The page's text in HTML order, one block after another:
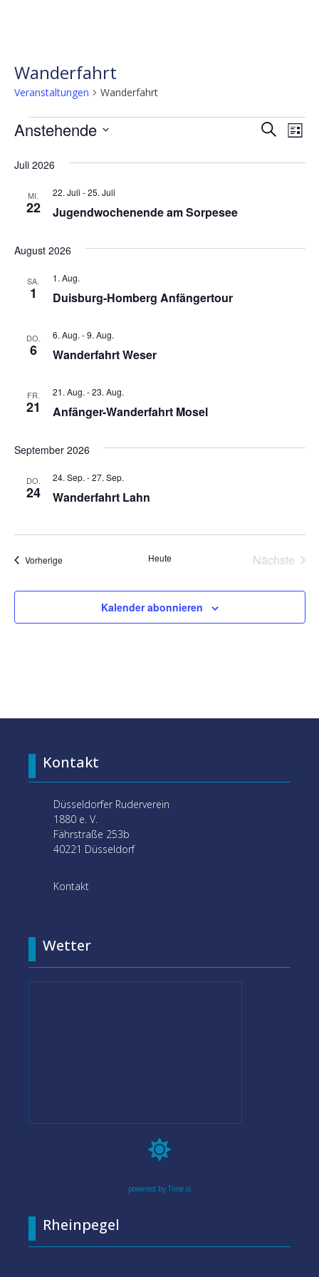
Wanderfahrt
Veranstaltungen Wanderfahrt
Veranstaltungen SucheListe
Anstehende
wählen.
Juli 2026
MI.
22 Jugendwochenende am Sorpesee
22. Juli -25. Juli
August 2026
SA.
1 Duisburg-Homberg Anfängertour
1. Aug.
DO.
6 Wanderfahrt Weser
6. Aug. -9. Aug.
FR.
21 Anfänger-Wanderfahrt Mosel
21. Aug. -23. Aug.
September 2026
DO.
24 Wanderfahrt Lahn
24. Sep. -27. Sep.
VorherigeVeranstaltungen Heute
Nächste
Kalender abonnieren
Kontakt
Düsseldorfer Ruderverein
1880 e. V.
Fährstraße 253b
40221 Düsseldorf
Kontakt
Wetter

powered by Time.is
Rheinpegel